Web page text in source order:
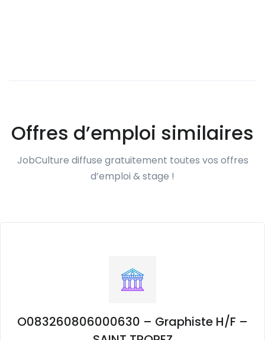
Offres d’emploi similaires
JobCulture diffuse gratuitement toutes vos offres
d’emploi & stage !
O083260806000630 – Graphiste H/F –